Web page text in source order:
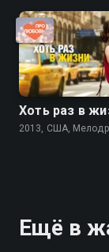
Хоть раз в
2013, США,
Ещё в